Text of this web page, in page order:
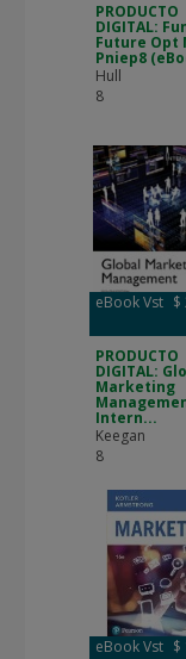
PRODUCTO
DIGITAL:
Future Opt
Pniep8
Hull
8
eBook Vst $
PRODUCTO
DIGITAL:
Marketing
Intern...
Keegan
8
eBook Vst $